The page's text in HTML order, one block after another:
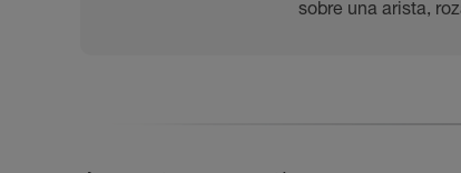
sobre una arista,